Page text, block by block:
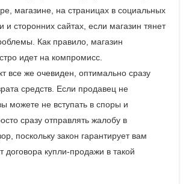
магазине, на страницах в социальных
и сторонних сайтах, если магазин тянет
Как правило, магазин
идет на компромисс.
все же очевиден, оптимально сразу
средств. Если продавец не
можете не вступать в споры и
сразу отправлять жалобу в
поскольку закон гарантирует вам
договора купли-продажи в такой